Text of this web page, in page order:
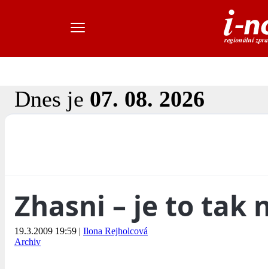
Dnes je 07. 08. 2026
Zhasni – je to tak
19.3.2009 19:59 | Ilona Rejholcová
Archiv